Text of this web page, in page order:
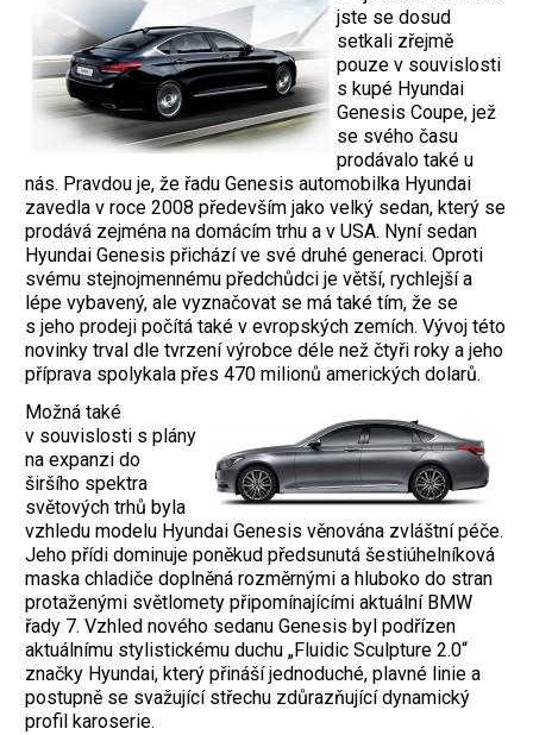
jste se dosud
setkali zřejmě
pouze v souvislosti
s kupé Hyundai
Genesis Coupe, jež
se svého času
prodávalo také u
nás. Pravdou je, že řadu Genesis automobilka Hyundai
zavedla v roce 2008 především jako velký sedan, který se
prodává zejména na domácím trhu a v USA. Nyní sedan
Hyundai Genesis přichází ve své druhé generaci. Oproti
svému stejnojmennému předchůdci je větší, rychlejší a
lépe vybavený, ale vyznačovat se má také tím, že se
s jeho prodeji počítá také v evropských zemích. Vývoj této
novinky trval dle tvrzení výrobce déle než čtyři roky a jeho
příprava spolykala přes 470 milionů amerických dolarů.
Možná také
v souvislosti s plány
na expanzi do
širšího spektra
světových trhů byla
vzhledu modelu Hyundai Genesis věnována zvláštní péče.
Jeho přídi dominuje poněkud předsunutá šestiúhelníková
maska chladiče doplněná rozměrnými a hluboko do stran
protaženými světlomety připomínajícími aktuální BMW
řady 7. Vzhled nového sedanu Genesis byl podřízen
aktuálnímu stylistickému duchu „Fluidic Sculpture 2.0“
značky Hyundai, který přináší jednoduché, plavné linie a
postupně se svažující střechu zdůrazňující dynamický
profil karoserie.